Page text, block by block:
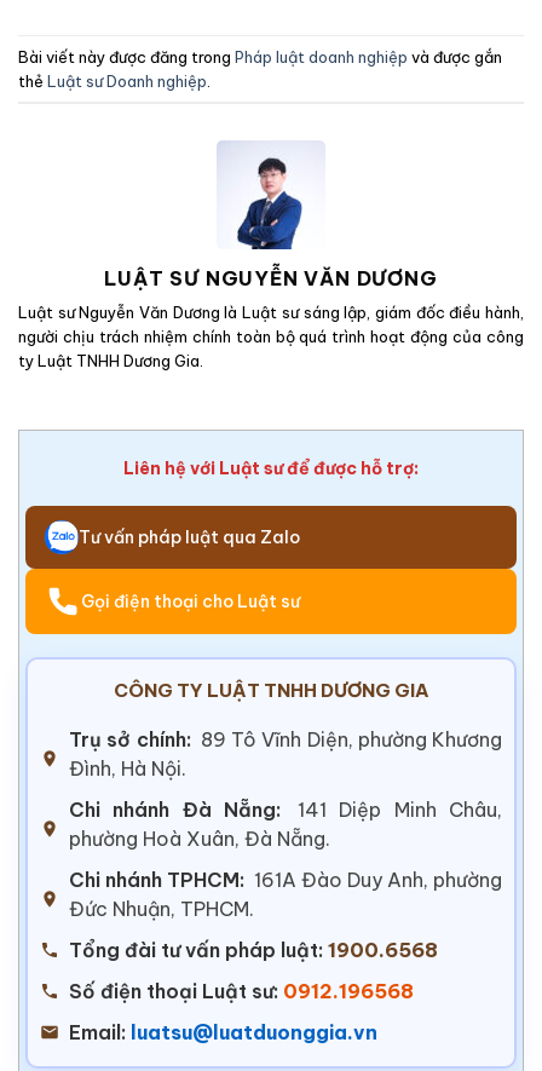
Bài viết này được đăng trong Pháp luật doanh nghiệp và được gắn
thẻ Luật sư Doanh nghiệp
LUẬT SƯ NGUYỄN VĂN DƯƠNG
Luật sư Nguyễn Văn Dương là Luật sư sáng lập, giám đốc điều hành,
người chịu trách nhiệm chính toàn bộ quá trình hoạt động của công
ty Luật TNHH Dương Gia.
Liên hệ với Luật sư để được hỗ trợ:
Tư vấn pháp luật qua Zalo
Gọi điện thoại cho Luật sư
CÔNG TY LUẬT TNHH DƯƠNG GIA
Trụ sở chính: 89 Tô Vĩnh Diện, phường Khương
Đình, Hà Nội.
Chi nhánh Đà Nẵng:
141 Diệp Minh Châu,
phường Hoà Xuân, Đà Nẵng.
Chi nhánh TPHCM: 161A Đào Duy Anh, phường
Đức Nhuận, TPHCM.
Tổng đài tư vấn pháp luật: 1900.6568
Số điện thoại Luật sư: 0912.196568
Email: luatsu@luatduonggia.vn